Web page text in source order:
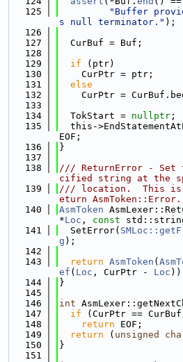
  125
"Buffer
s null terminator." );
  126
  127
  CurBuf = Buf;
  128
  129
if (ptr)
  130
    CurPtr = ptr;
  131
else
  132
CurPtr =
  133
  134
  TokStart =
nullptr ;
  135
this-
EOF;
  136
}
  137
  138
/// ReturnError - Set
cified string at the
  139
/// location.  This is
eturn AsmToken::Error.
  140
AsmToken
*Loc , const
  141
  SetError(
g );
  142
  143
return AsmToken (
ef ( Loc , CurPtr - Loc
  144
}
  145
  146
int
  147
if (CurPtr ==
  148
return EOF;
  149
return ( unsigned
  150
}
  151